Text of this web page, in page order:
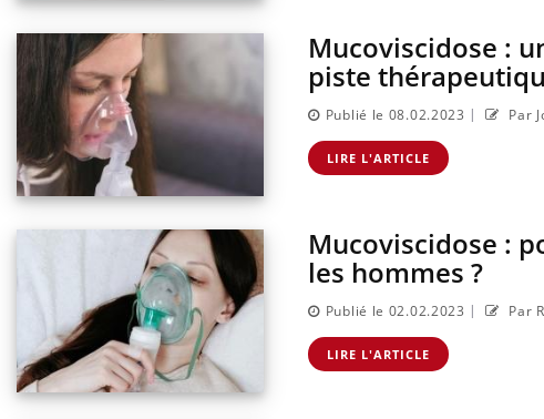
Mucoviscidose :
piste
Publié le 08.02.2023 | Par
LIRE L'ARTICLE
Mucoviscidose :
les hommes ?
Publié le 02.02.2023 | Par
LIRE L'ARTICLE